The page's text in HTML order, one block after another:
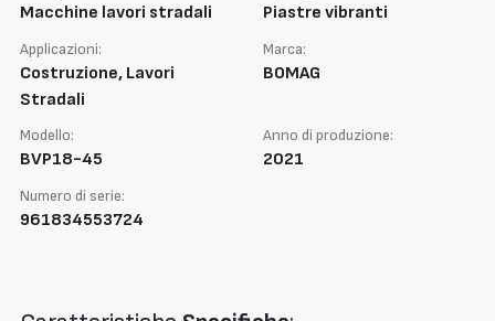
Macchine lavori stradali Piastre vibranti
Applicazioni:
Costruzione, Lavori
Stradali
Marca:
BOMAG
Modello:
BVP18-45
Anno di produzione:
2021
Numero di serie:
961834553724